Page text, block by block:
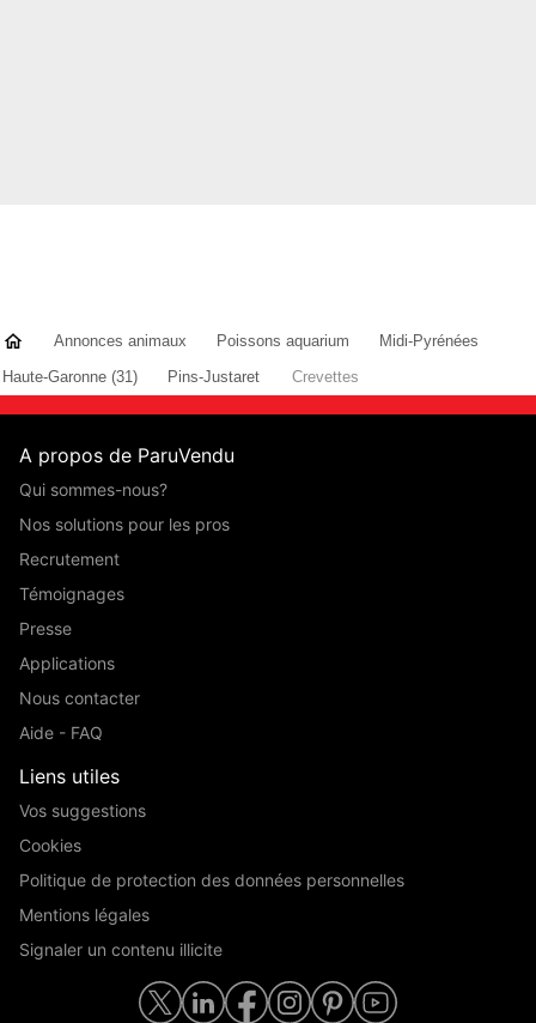
Annonces animaux Poissons aquarium
Midi-Pyrénées
Haute-Garonne (31)
Pins-Justaret Crevettes
A propos de ParuVendu
Qui sommes-nous?
Nos solutions pour les pros
Recrutement
Témoignages
Presse
Applications
Nous contacter
Aide - FAQ
Liens utiles
Vos suggestions
Cookies
Politique de protection des données personnelles
Mentions légales
Signaler un contenu illicite